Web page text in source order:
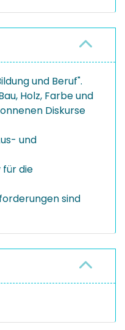
und Beruf".
Holz, Farbe und
Diskurse
und
die
sind